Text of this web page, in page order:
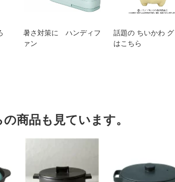
暑さ対策に ハンディフ
ァン
話題の ちいかわ
はこちら
商品も見ています。